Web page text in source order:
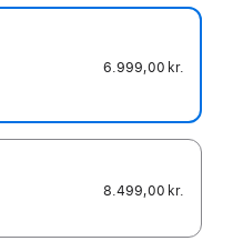
6.999,00 kr.
8.499,00 kr.